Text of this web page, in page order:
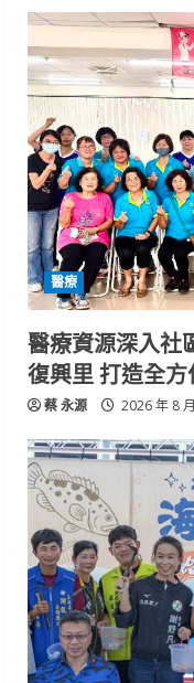
醫療
醫療資源深入社
復興里 打造全
蔡 永源 2026 年 8